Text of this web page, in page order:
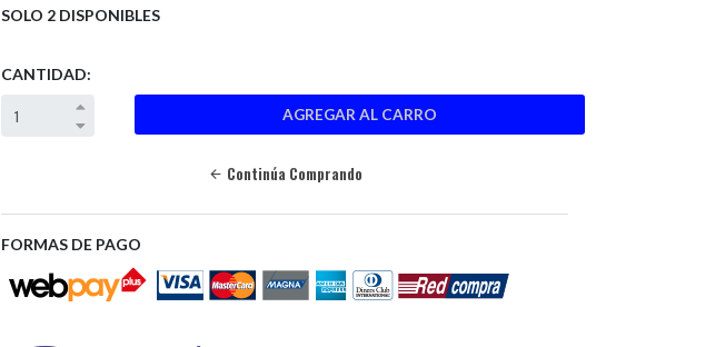
SOLO 2 DISPONIBLES
CANTIDAD:
Continúa Comprando
FORMAS DE PAGO